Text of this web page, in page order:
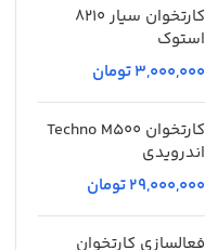
کارتخوان سیار 8210
استوک
تومان
کارتخوان Techno M500
اندرویدی
تومان
فعالسازی کارتخوان